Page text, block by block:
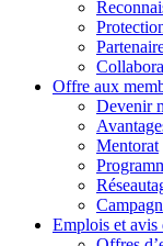
Offre aux
Devenir
Mentorat
Emplois et avis